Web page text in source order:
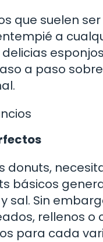
que suelen
a
a paso
donuts,
básicos
sal. Sin
rellenos o
para cada